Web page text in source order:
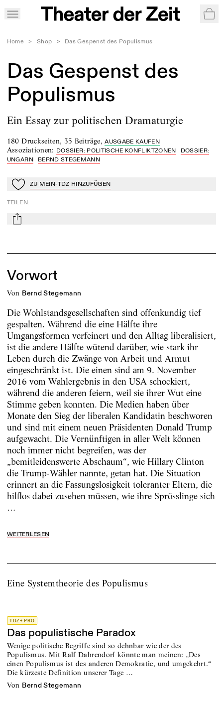
Home > Shop > Das Gespenst des Populismus
Das Gespenst des
Populismus
Ein Essay zur politischen Dramaturgie
180 Druckseiten, 35 Beiträge,AUSGABE KAUFEN
Assoziationen: DOSSIER: POLITISCHE KONFLIKTZONEN
DOSSIER:
UNGARN
BERND STEGEMANN
Zu Mein-TdZ hinzufügen
ZU MEIN-TDZ HINZUFÜGEN
TEILEN:
mail
Vorwort
von Bernd Stegemann
Die Wohlstandsgesellschaften sind offenkundig tief
gespalten. Während die eine Hälfte ihre
Umgangsformen verfeinert und den Alltag liberalisiert,
ist die andere Hälfte wütend darüber, wie stark ihr
Leben durch die Zwänge von Arbeit und Armut
eingeschränkt ist. Die einen sind am 9. November
2016 vom Wahlergebnis in den USA schockiert,
während die anderen feiern, weil sie ihrer Wut eine
Stimme geben konnten. Die Medien haben über
Monate den Sieg der liberalen Kandidatin beschworen
und sind mit einem neuen Präsidenten Donald Trump
aufgewacht. Die Vernünftigen in aller Welt können
noch immer nicht begreifen, was der
„bemitleidenswerte Abschaum“, wie Hillary Clinton
die Trump-Wähler nannte, getan hat. Die Situation
erinnert an die Fassungslosigkeit toleranter Eltern, die
hilflos dabei zusehen müssen, wie ihre Sprösslinge sich
…
WEITERLESEN
Eine Systemtheorie des Populismus
TDZ+ PRO
Das populistische Paradox
Wenige politische Begriffe sind so dehnbar wie der des
Populismus. Mit Ralf Dahrendorf könnte man meinen: „Des
einen Populismus ist des anderen Demokratie, und umgekehrt.“
Die kürzeste Definition unserer Tage …
von Bernd Stegemann